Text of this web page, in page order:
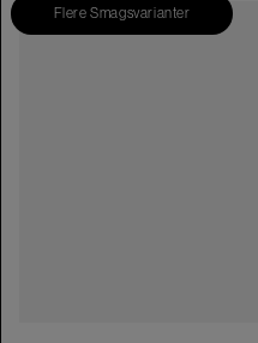
Flere Smagsvarianter